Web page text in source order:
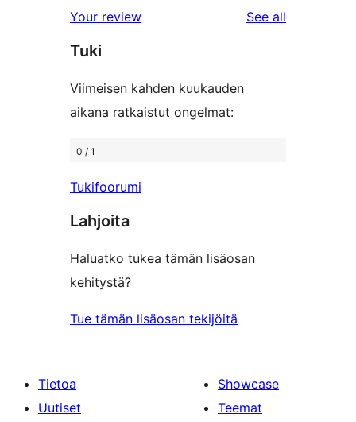
reviews
star
reviews
Your review See all
Tuki
Viimeisen kahden kuukauden
aikana ratkaistut ongelmat:
0 / 1
Tukifoorumi
Lahjoita
Haluatko tukea tämän lisäosan
kehitystä?
Tue tämän lisäosan tekijöitä
Tietoa
Uutiset
Showcase
Teemat